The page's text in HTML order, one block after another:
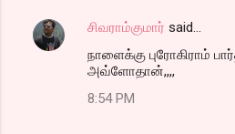
சிவராம்குமார் said…
நாளைக்கு புரோகிராம்
அவ்ளோதான்,,,,
8:54 PM